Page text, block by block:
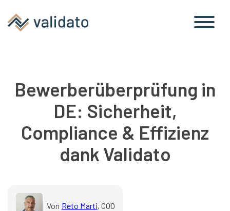
Bewerberüberprüfung in
DE: Sicherheit,
Compliance & Effizienz
dank Validato
Von Reto Marti, COO